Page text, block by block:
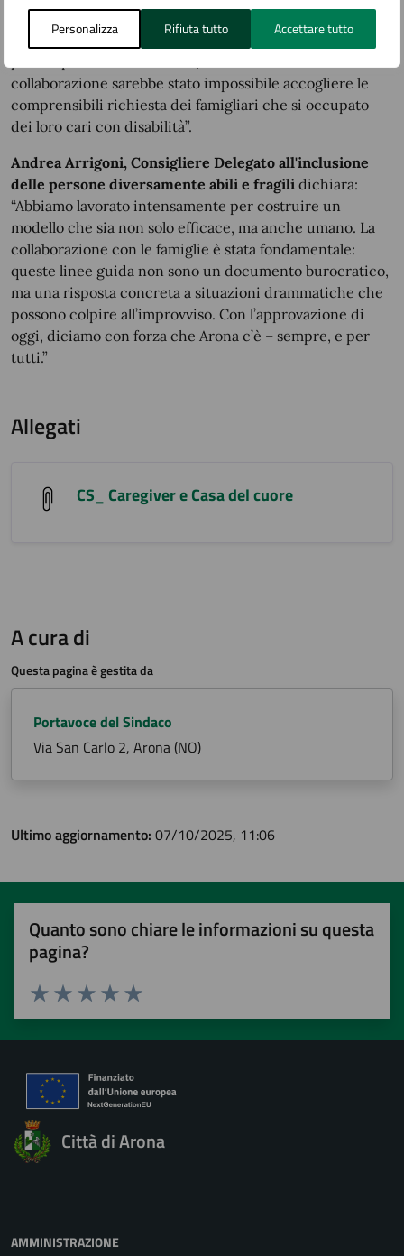
Personalizza Rifiuta tutto Accettare tutto
che hanno collaborato e l’associazione “Insieme si può “
collaborazione sarebbe stato impossibile accogliere le
comprensibili richiesta dei famigliari che si occupato
dei loro cari con disabilità”.
Andrea Arrigoni, Consigliere Delegato all'inclusione
delle persone diversamente abili e fragili dichiara:
“Abbiamo lavorato intensamente per costruire un
modello che sia non solo efficace, ma anche umano. La
collaborazione con le famiglie è stata fondamentale:
queste linee guida non sono un documento burocratico,
ma una risposta concreta a situazioni drammatiche che
possono colpire all’improvviso. Con l’approvazione di
oggi, diciamo con forza che Arona c’è – sempre, e per
tutti.”
Allegati
CS_ Caregiver e Casa del cuore
A cura di
Questa pagina è gestita da
Portavoce del Sindaco
Via San Carlo 2, Arona (NO)
Ultimo aggiornamento: 07/10/2025, 11:06
Quanto sono chiare le informazioni su questa
pagina?
Valuta 5 stelle su 5
Valuta 4 stelle su 5
Valuta 3 stelle su 5
Valuta 2 stelle su 5
Valuta 1 stelle su 5
Città di Arona
AMMINISTRAZIONE